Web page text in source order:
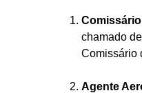
chamado
Comissário
Agente